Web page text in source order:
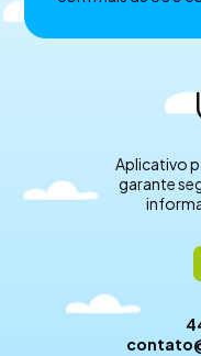
Aplicativo
garante